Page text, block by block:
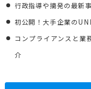
行政指導や摘発の最新
初公開！大手企業の
コンプライアンスと
介